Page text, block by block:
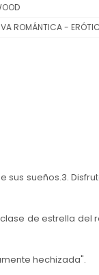
ROMÁNTICA -
sus sueños.3.
de estrella del
hechizada".